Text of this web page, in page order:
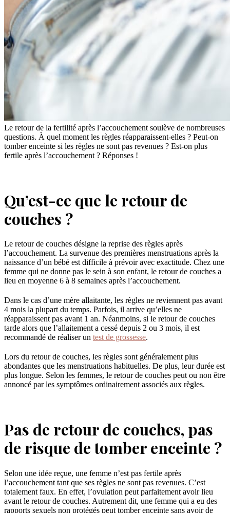
Le retour de la fertilité après l’accouchement soulève de nombreuses
questions. À quel moment les règles réapparaissent-elles ? Peut-on
tomber enceinte si les règles ne sont pas revenues ? Est-on plus
fertile après l’accouchement ? Réponses !
Qu’est-ce que le retour de
couches ?
Le retour de couches désigne la reprise des règles après
l’accouchement. La survenue des premières menstruations après la
naissance d’un bébé est difficile à prévoir avec exactitude. Chez une
femme qui ne donne pas le sein à son enfant, le retour de couches a
lieu en moyenne 6 à 8 semaines après l’accouchement.
Dans le cas d’une mère allaitante, les règles ne reviennent pas avant
4 mois la plupart du temps. Parfois, il arrive qu’elles ne
réapparaissent pas avant 1 an. Néanmoins, si le retour de couches
tarde alors que l’allaitement a cessé depuis 2 ou 3 mois, il est
recommandé de réaliser un test de grossesse.
Lors du retour de couches, les règles sont généralement plus
abondantes que les menstruations habituelles. De plus, leur durée est
plus longue. Selon les femmes, le retour de couches peut ou non être
annoncé par les symptômes ordinairement associés aux règles.
Pas de retour de couches, pas
de risque de tomber enceinte ?
Selon une idée reçue, une femme n’est pas fertile après
l’accouchement tant que ses règles ne sont pas revenues. C’est
totalement faux. En effet, l’ovulation peut parfaitement avoir lieu
avant le retour de couches. Autrement dit, une femme qui a eu des
rapports sexuels non protégés peut tomber enceinte sans avoir de